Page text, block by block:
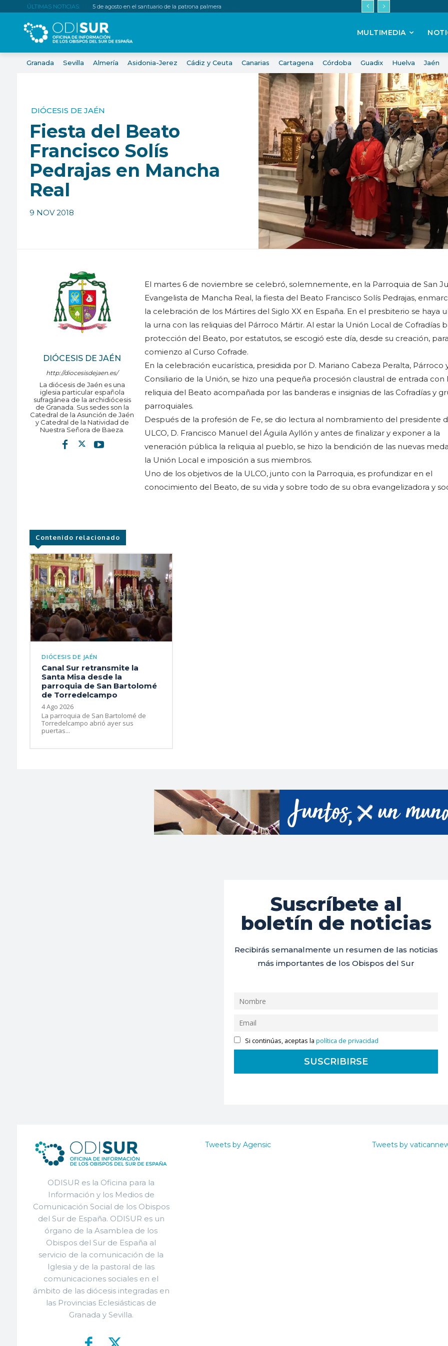
ÚLTIMAS NOTICIAS: 5 de agosto en el santuario de la patrona palmera
MULTIMEDIA
Granada Sevilla Almería Asidonia-Jerez Cádiz y Ceuta Canarias Cartagena Córdoba Guadix Huelva Jaén
DIÓCESIS DE JAÉN
Fiesta del Beato
Francisco Solís
Pedrajas en Mancha
Real
9 NOV 2018
DIÓCESIS DE JAÉN
http://diocesisdejaen.es/
La diócesis de Jaén es una
iglesia particular española
sufragánea de la archidiócesis
de Granada. Sus sedes son la
Catedral de la Asunción de Jaén
y Catedral de la Natividad de
Nuestra Señora de Baeza.
El martes 6 de noviembre se celebró, solemnemente, en la Parroquia de San
Evangelista de Mancha Real, la fiesta del Beato Francisco Solís Pedrajas,
la celebración de los Mártires del Siglo XX en España. En el presbiterio se haya
la urna con las reliquias del Párroco Mártir. Al estar la Unión Local de Cofradías
protección del Beato, por estatutos, se escogió este día, desde su creación,
comienzo al Curso Cofrade.
En la celebración eucarística, presidida por D. Mariano Cabeza Peralta, Párroco
Consiliario de la Unión, se hizo una pequeña procesión claustral de entrada con
reliquia del Beato acompañada por las banderas e insignias de las Cofradías y
parroquiales.
Después de la profesión de Fe, se dio lectura al nombramiento del presidente
ULCO, D. Francisco Manuel del Águila Ayllón y antes de finalizar y exponer a la
veneración pública la reliquia al pueblo, se hizo la bendición de las nuevas
la Unión Local e imposición a sus miembros.
Uno de los objetivos de la ULCO, junto con la Parroquia, es profundizar en el
conocimiento del Beato, de su vida y sobre todo de su obra evangelizadora y
Contenido relacionado
DIÓCESIS DE JAÉN
Canal Sur retransmite la
Santa Misa desde la
parroquia de San Bartolomé
de Torredelcampo
4 Ago 2026
La parroquia de San Bartolomé de
Torredelcampo abrió ayer sus
puertas...
Suscríbete al
boletín de noticias
Recibirás semanalmente un resumen de las noticias
más importantes de los Obispos del Sur
Si continúas, aceptas lapolítica de privacidad
ODISUR es la Oficina para la
Información y los Medios de
Comunicación Social de los Obispos
del Sur de España. ODISUR es un
órgano de la Asamblea de los
Obispos del Sur de España al
servicio de la comunicación de la
Iglesia y de la pastoral de las
comunicaciones sociales en el
ámbito de las diócesis integradas en
las Provincias Eclesiásticas de
Granada y Sevilla.
Tweets by Agensic Tweets by